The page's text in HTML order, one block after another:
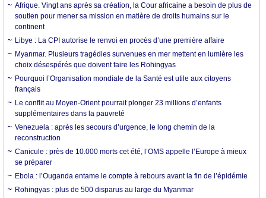
Afrique. Vingt ans après sa création, la Cour africaine a besoin de plus de
soutien pour mener sa mission en matière de droits humains sur le
continent
Libye : La CPI autorise le renvoi en procès d’une première affaire
Myanmar. Plusieurs tragédies survenues en mer mettent en lumière les
choix désespérés que doivent faire les Rohingyas
Pourquoi l’Organisation mondiale de la Santé est utile aux citoyens
français
Le conflit au Moyen-Orient pourrait plonger 23 millions d’enfants
supplémentaires dans la pauvreté
Venezuela : après les secours d’urgence, le long chemin de la
reconstruction
Canicule : près de 10.000 morts cet été, l’OMS appelle l’Europe à mieux
se préparer
Ebola : l’Ouganda entame le compte à rebours avant la fin de l’épidémie
Rohingyas : plus de 500 disparus au large du Myanmar